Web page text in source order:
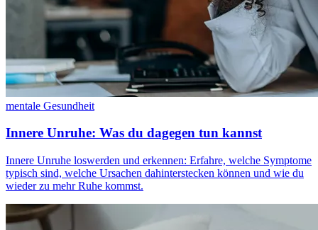
mentale Gesundheit
Innere Unruhe: Was du dagegen tun kannst
Innere Unruhe loswerden und erkennen: Erfahre, welche Symptome
typisch sind, welche Ursachen dahinterstecken können und wie du
wieder zu mehr Ruhe kommst.